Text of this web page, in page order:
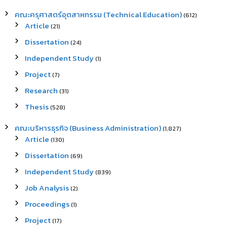
คณะครุศาสตร์อุตสาหกรรม (Technical Education)(612)
Article (21)
Dissertation (24)
Independent Study(1)
Project(7)
Research (31)
Thesis(528)
คณะบริหารธุรกิจ (Business Administration)(1,827)
Article (130)
Dissertation (69)
Independent Study(839)
Job Analysis(2)
Proceedings(1)
Project(17)